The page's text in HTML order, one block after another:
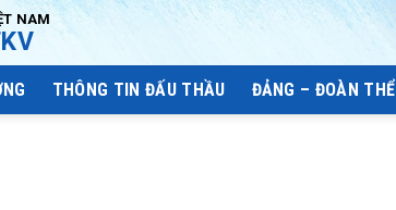
NAM
THÔNG TIN ĐẤU THẦU ĐẢNG – ĐOÀN THỂ